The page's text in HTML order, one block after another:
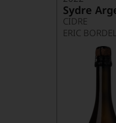
Sydre
CIDRE
ERIC